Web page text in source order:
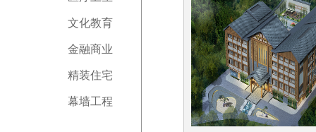
文化教育
金融商业
精装住宅
幕墙工程